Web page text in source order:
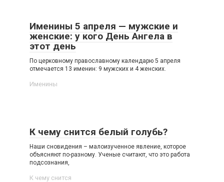
Именины 5 апреля — мужские и
женские: у кого День Ангела в
этот день
По церковному православному календарю 5 апреля
отмечается 13 именин: 9 мужских и 4 женских.
Именины
К чему снится белый голубь?
Наши сновидения – малоизученное явление, которое
объясняют по-разному. Ученые считают, что это работа
подсознания,
К чему снится